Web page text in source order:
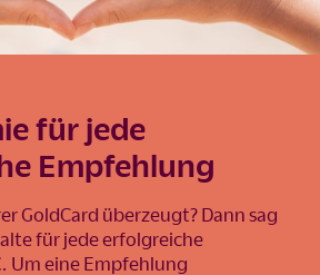
für jede
Empfehlung
GoldCard überzeugt? Dann sag
für jede erfolgreiche
Um eine Empfehlung